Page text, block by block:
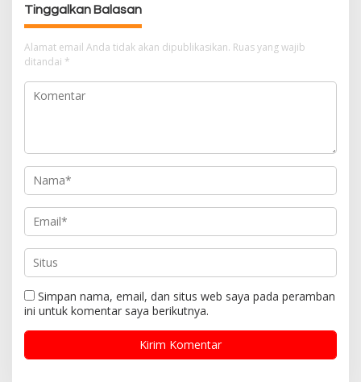
p
o
s
Tinggalkan Balasan
Alamat email Anda tidak akan dipublikasikan. Ruas yang wajib
ditandai *
Simpan nama, email, dan situs web saya pada peramban
ini untuk komentar saya berikutnya.